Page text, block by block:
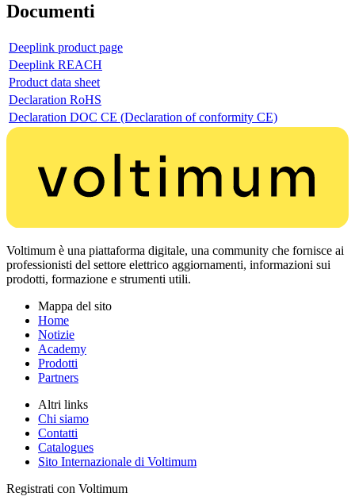
Documenti
Deeplink product page
Deeplink REACH
Product data sheet
Declaration RoHS
Declaration DOC CE (Declaration of conformity CE)
Voltimum è una piattaforma digitale, una community che fornisce ai
professionisti del settore elettrico aggiornamenti, informazioni sui
prodotti, formazione e strumenti utili.
Mappa del sito
Home
Notizie
Academy
Prodotti
Partners
Altri links
Chi siamo
Contatti
Catalogues
Sito Internazionale di Voltimum
Registrati con Voltimum